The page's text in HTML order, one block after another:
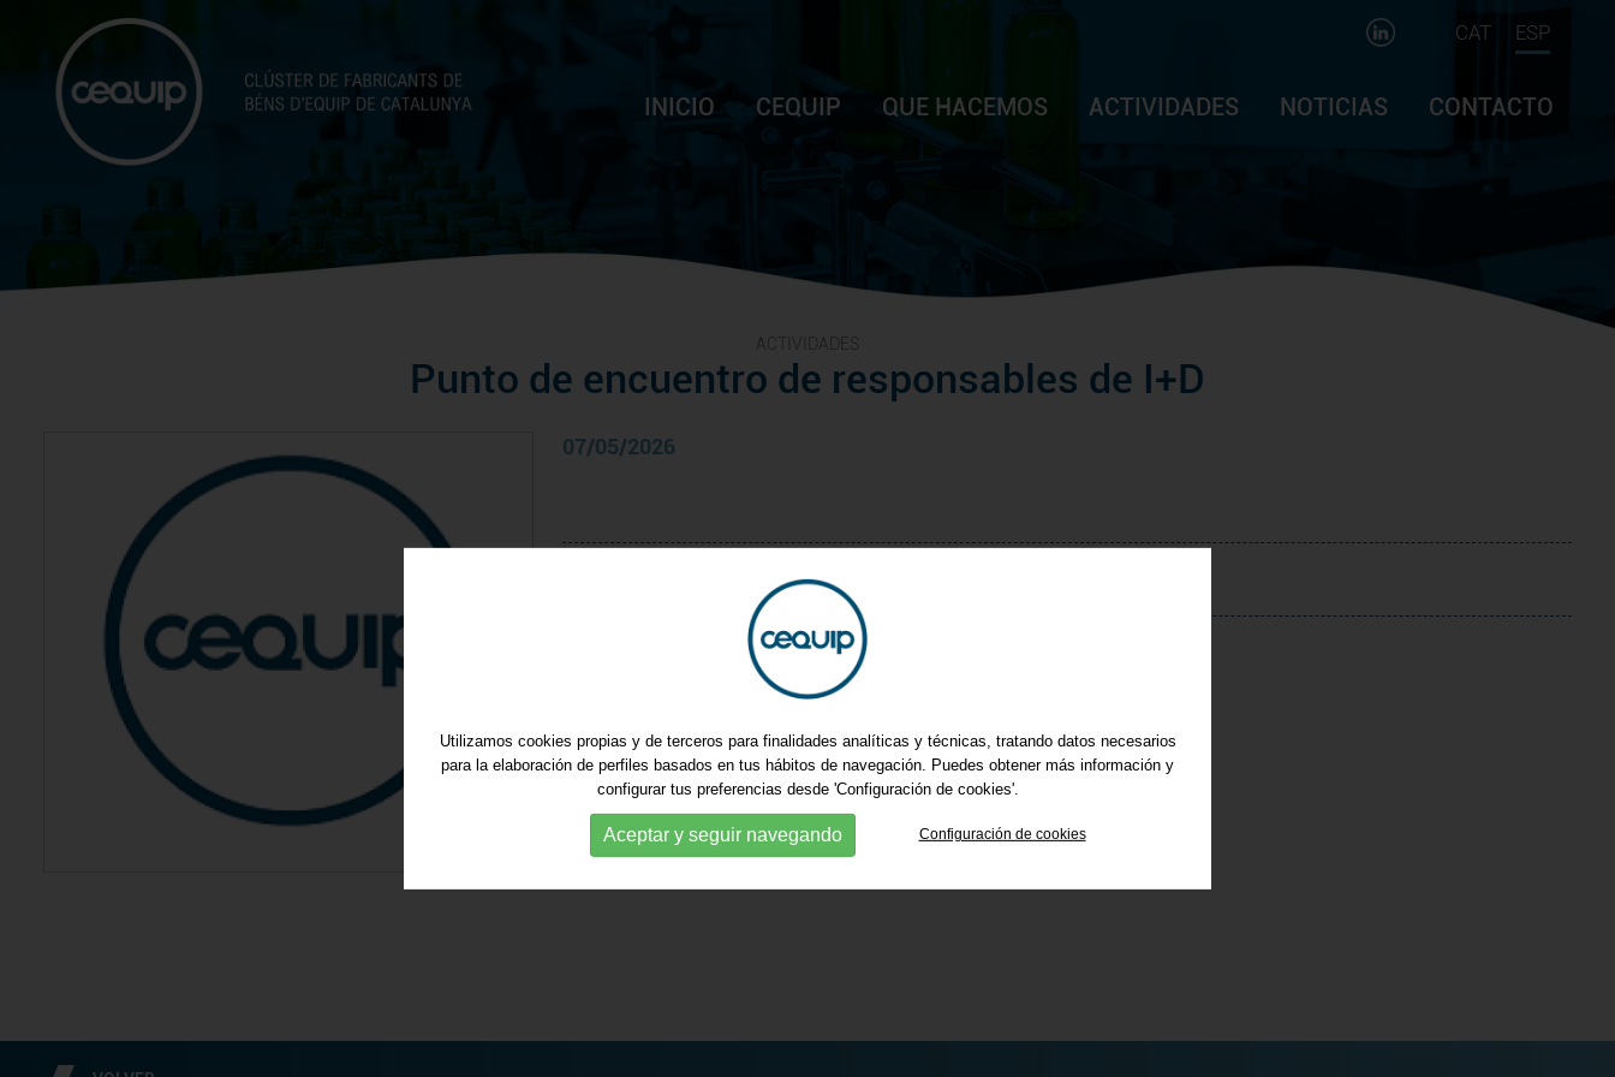
ESP
CAT
INICIO CEQUIP QUE HACEMOS ACTIVIDADES NOTICIAS CONTACTO
ACTIVIDADES
Punto de encuentro de responsables de I+D
07/05/2026
www.centrem.cat/ecomu/admin/mailing/emailing.asp?id=35095
Utilizamos cookies propias y de terceros para finalidades analíticas y técnicas, tratando datos necesarios
para la elaboración de perfiles basados en tus hábitos de navegación. Puedes obtener más información y
configurar tus preferencias desde 'Configuración de cookies'.
Aceptar y seguir navegando Configuración de cookies